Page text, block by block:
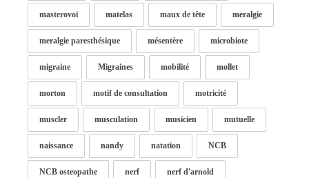
masterovoï matelas maux de tête meralgie
meralgie paresthésique mésentère microbiote
migraine Migraines mobilité mollet
morton motif de consultation motricité
muscler musculation musicien mutuelle
naissance nandy natation NCB
NCB osteopathe nerf nerf d'arnold